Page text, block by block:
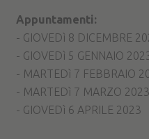
Appuntamenti:
- GIOVEDì 8 DICEMBRE
- GIOVEDì 5 GENNAIO
- MARTEDì 7 FEBBRAIO
- MARTEDì 7 MARZO 2023
- GIOVEDì 6 APRILE 2023